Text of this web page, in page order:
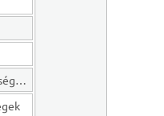
Hosszú lejáratú kötelezettségek